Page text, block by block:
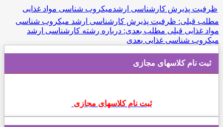
کارشناسی ارشدمیکروب شناسی مواد غذایی
ظرفیت پذیرش کارشناسی ارشد میکروب شناسی
مطلب بعدی: درباره رشته کارشناسی ارشد
غذايیبعدی
مجازی
ثبت نام کلاسهای مجازی